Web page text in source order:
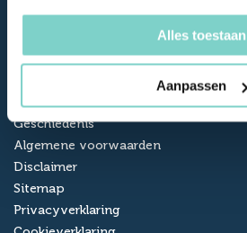
Alles toestaan
Aanpassen
Over Reuselink
Openingstijden
Geschiedenis
Algemene voorwaarden
Disclaimer
Sitemap
Privacyverklaring